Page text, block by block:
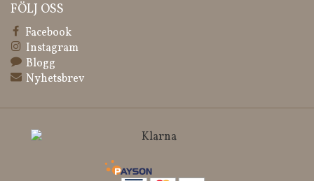
FÖLJ OSS
Facebook
Instagram
Blogg
Nyhetsbrev